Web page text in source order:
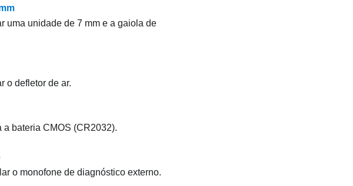
uma unidade de 7 mm e a gaiola de
o defletor de ar.
bateria CMOS (CR2032).
o monofone de diagnóstico externo.